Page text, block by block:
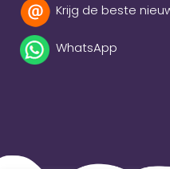
Krijg de beste
WhatsApp